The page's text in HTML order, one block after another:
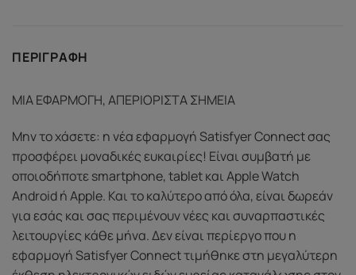
ΠΕΡΙΓΡΑΦΉ
ΜΙΑ ΕΦΑΡΜΟΓΗ, ΑΠΕΡΙΟΡΙΣΤΑ ΣΗΜΕΙΑ
Μην το χάσετε: η νέα εφαρμογή Satisfyer Connect σας
προσφέρει μοναδικές ευκαιρίες! Είναι συμβατή με
οποιοδήποτε smartphone, tablet και Apple Watch
Android ή Apple. Και το καλύτερο από όλα, είναι δωρεάν
για εσάς και σας περιμένουν νέες και συναρπαστικές
λειτουργίες κάθε μήνα. Δεν είναι περίεργο που η
εφαρμογή Satisfyer Connect τιμήθηκε στη μεγαλύτερη